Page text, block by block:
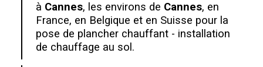
à Cannes, les environs de Cannes, en
France, en Belgique et en Suisse pour la
pose de plancher chauffant - installation
de chauffage au sol.